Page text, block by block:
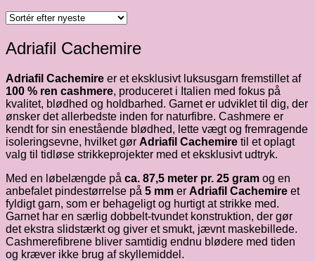
seneste
Adriafil Cachemire
Adriafil Cachemire er et eksklusivt luksusgarn fremstillet af
100 % ren cashmere, produceret i Italien med fokus på
kvalitet, blødhed og holdbarhed. Garnet er udviklet til dig, der
ønsker det allerbedste inden for naturfibre. Cashmere er
kendt for sin enestående blødhed, lette vægt og fremragende
isoleringsevne, hvilket gør Adriafil Cachemire til et oplagt
valg til tidløse strikkeprojekter med et eksklusivt udtryk.
Med en løbelængde på ca. 87,5 meter pr. 25 gram og en
anbefalet pindestørrelse på 5 mm er Adriafil Cachemire et
fyldigt garn, som er behageligt og hurtigt at strikke med.
Garnet har en særlig dobbelt-tvundet konstruktion, der gør
det ekstra slidstærkt og giver et smukt, jævnt maskebillede.
Cashmerefibrene bliver samtidig endnu blødere med tiden
og kræver ikke brug af skyllemiddel.